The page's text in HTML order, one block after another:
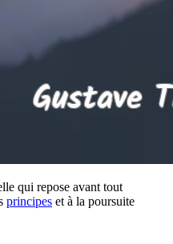
qui repose avant tout
principes et à la poursuite